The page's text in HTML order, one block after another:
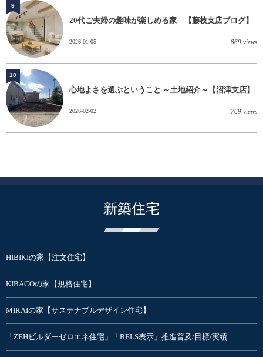
20代ご夫婦の趣味が楽しめる家 【藤枝支店ブログ】
2026-01-05 869 views
9
心地よさを選ぶということ ～土地紹介～【沼津支店】
2026-02-02 769 views
10
新築住宅
HIBIKIの家【注文住宅】
KIBACOの家【規格住宅】
MIRAIの家【サステナブルデザイン住宅】
「ZEHビルダーゼロエネ住宅」「BELS表示」推進普及/目標/実績